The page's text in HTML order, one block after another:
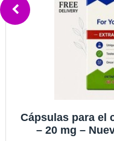
Cápsulas para el
– 20 mg –